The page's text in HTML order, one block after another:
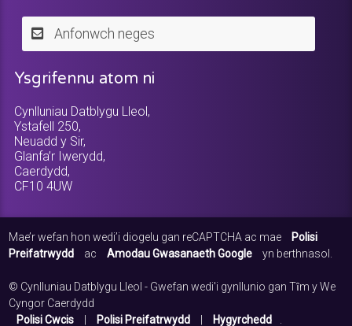
Anfonwch neges
Ysgrifennu atom ni
Cynlluniau Datblygu Lleol,
Ystafell 250,
Neuadd y Sir,
Glanfa’r Iwerydd,
Caerdydd,
CF10 4UW
Mae’r wefan hon wedi’i diogelu gan reCAPTCHA ac mae
Polisi
Preifatrwydd
ac Amodau Gwasanaeth Google yn berthnasol.
© Cynlluniau Datblygu Lleol - Gwefan wedi'i gynllunio gan Tȋm y We
Cyngor Caerdydd
Polisi Cwcis
Polisi Preifatrwydd Hygyrchedd